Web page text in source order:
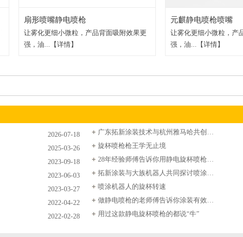
扇形喷嘴静电喷枪
让雾化更细小微粒，产品背面吸附效果更
强，油... 【详情】
元麒静电喷枪喷嘴
让雾化更细小微粒，产
强，油... 【详情】
2026-07-18 广东拓新涂装技术与杭州雅马哈共创吉他，钢琴乐器喷涂新高度
2025-03-26 旋杯喷枪枪王学无止境
2023-09-18 28年经验师傅告诉你用静电旋杯喷枪可以把铝型材做得更好
2023-06-03 拓新涂装与大族机器人共同探讨喷涂机器人的研发及应用
2023-03-27 喷涂机器人的旋杯转速
2022-04-22 做静电喷枪的老师傅告诉你涂装有效率是啥？
2022-02-28 用过这款静电旋杯喷枪的都说“牛”